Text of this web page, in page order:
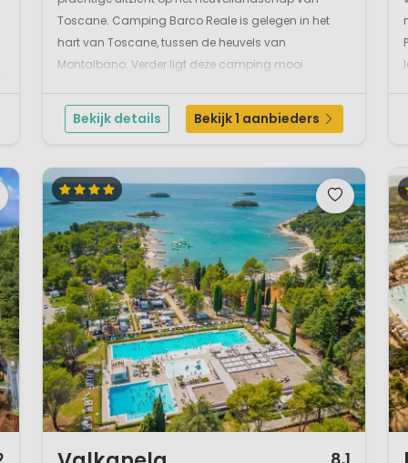
Toscane. Camping Barco Reale is gelegen in het
hart van Toscane, tussen de heuvels van
Montalbano. Verder ligt deze camping mooi
zoals: Florence, Pistoia, Lucca, Montecatini Terme en
Pisa. Het ideale vakantieve...
Bekijk details Bekijk 1 aanbieders